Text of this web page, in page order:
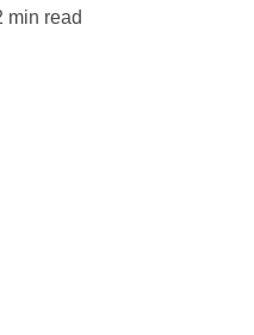
min read